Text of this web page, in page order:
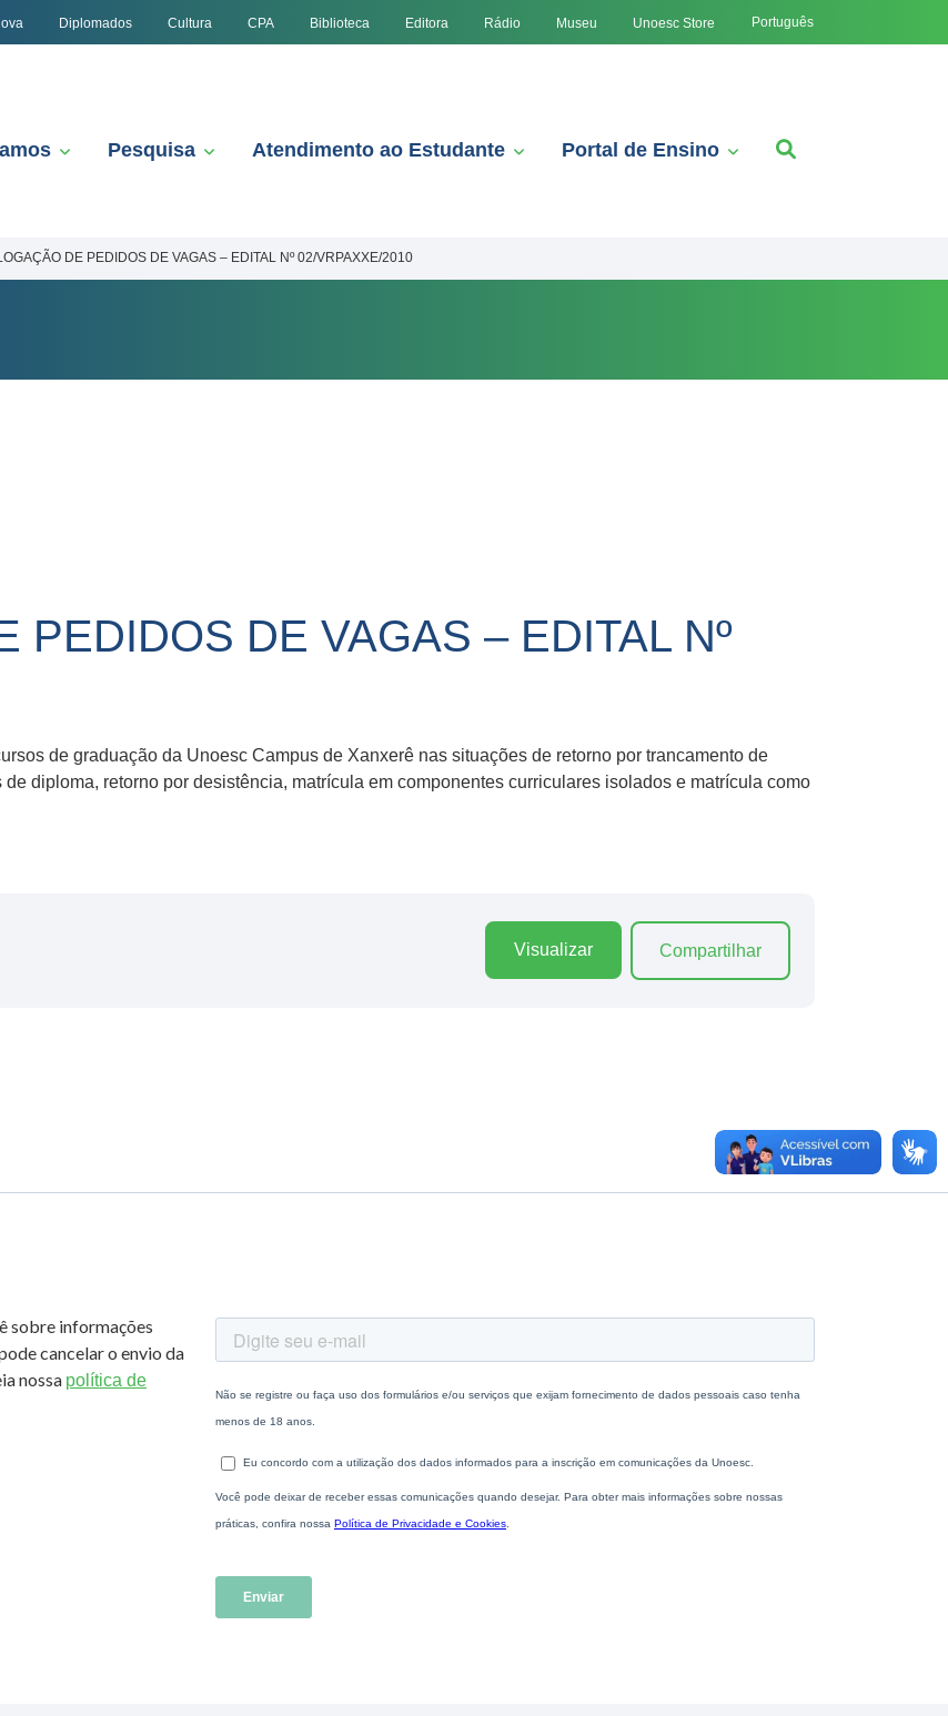
Diplomados Cultura CPA Biblioteca Editora Rádio Museu Unoesc Store Português
Pesquisa Atendimento ao Estudante Portal de Ensino
DE PEDIDOS DE VAGAS – EDITAL Nº 02/VRPAXXE/2010
PEDIDOS DE VAGAS – EDITAL Nº
de graduação da Unoesc Campus de Xanxerê nas situações de retorno por trancamento de
diploma, retorno por desistência, matrícula em componentes curriculares isolados e matrícula como
Visualizar Compartilhar
sobre informações
cancelar o envio da
nossa política de